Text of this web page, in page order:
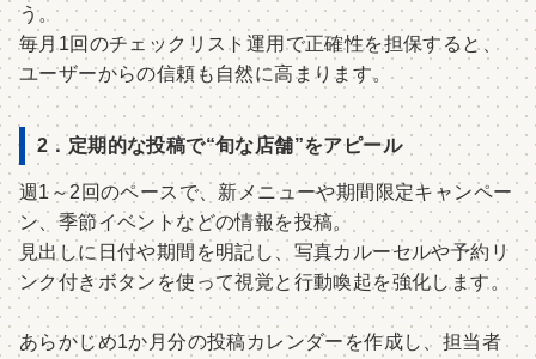
う。
毎月1回のチェックリスト運用で正確性を担保すると、
ユーザーからの信頼も自然に高まります。
2．定期的な投稿で“旬な店舗”をアピール
週1～2回のペースで、新メニューや期間限定キャンペー
ン、季節イベントなどの情報を投稿。
見出しに日付や期間を明記し、写真カルーセルや予約リ
ンク付きボタンを使って視覚と行動喚起を強化します。
あらかじめ1か月分の投稿カレンダーを作成し、担当者